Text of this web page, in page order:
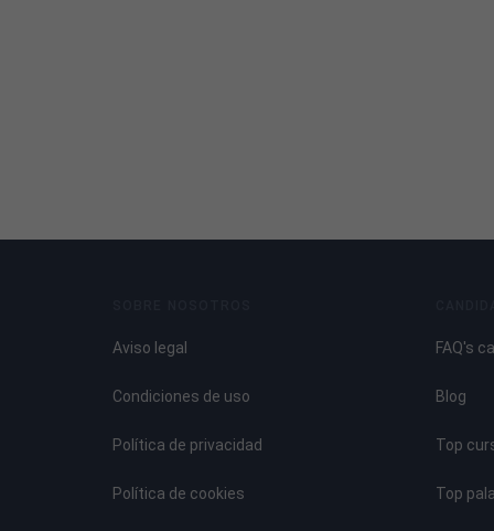
Aviso legal
Condiciones de uso
Política de privacidad
Política de cookies
FAQ's
Blog
Top
Top